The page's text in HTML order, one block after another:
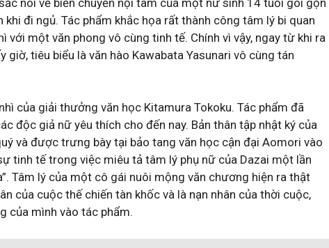
đi ngủ. Tác phẩm khắc họa rất thành công tâm lý bi quan
một văn phong vô cùng tinh tế. Chính vì vậy, ngay từ khi ra
tiêu biểu là văn hào Kawabata Yasunari vô cùng tán
của giải thưởng văn học Kitamura Tokoku. Tác phẩm đã
độc giả nữ yêu thích cho đến nay. Bản thân tập nhật ký của
và được trưng bày tại bảo tang văn học cận đại Aomori vào
tinh tế trong việc miêu tả tâm lý phụ nữ của Dazai một lần
Tâm lý của một cô gái nuôi mộng văn chương hiện ra thật
của cuộc thế chiến tàn khốc và là nạn nhân của thời cuộc,
của mình vào tác phẩm.